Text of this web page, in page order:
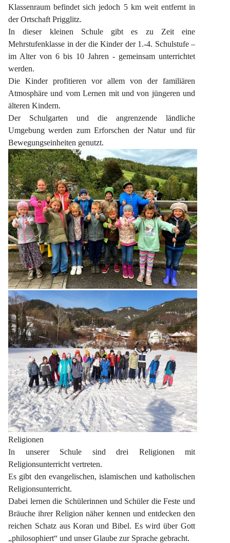
Klassenraum befindet sich jedoch 5 km weit entfernt in
der Ortschaft Prigglitz.
In dieser kleinen Schule gibt es zu Zeit eine
Mehrstufenklasse in der die Kinder der 1.-4. Schulstufe –
im Alter von 6 bis 10 Jahren - gemeinsam unterrichtet
werden.
Die Kinder profitieren vor allem von der familiären
Atmosphäre und vom Lernen mit und von jüngeren und
älteren Kindern.
Der Schulgarten und die angrenzende ländliche
Umgebung werden zum Erforschen der Natur und für
Bewegungseinheiten genutzt.
Religionen
In unserer Schule sind drei Religionen mit
Religionsunterricht vertreten.
Es gibt den evangelischen, islamischen und katholischen
Religionsunterricht.
Dabei lernen die Schülerinnen und Schüler die Feste und
Bräuche ihrer Religion näher kennen und entdecken den
reichen Schatz aus Koran und Bibel. Es wird über Gott
„philosophiert“ und unser Glaube zur Sprache gebracht.